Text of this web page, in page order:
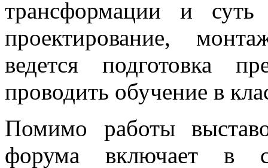
трансформации и
проектирование,
ведется подготовка
проводить обучение в
Помимо работы
форума включает в